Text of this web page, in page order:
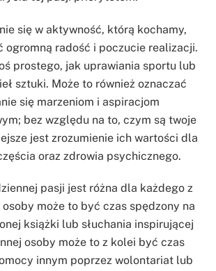
się w aktywność, którą kochamy,
ogromną radość i poczucie realizacji.
prostego, jak uprawiania sportu lub
sztuki. Może to również oznaczać
się marzeniom i aspiracjom
bez względu na to, czym są twoje
jest zrozumienie ich wartości dla
oraz zdrowia psychicznego.
pasji jest różna dla każdego z
osoby może to być czas spędzony na
książki lub słuchania inspirującej
osoby może to z kolei być czas
innym poprzez wolontariat lub